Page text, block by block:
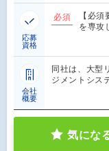
応募
資格
必須
【必
を専攻
会社
概要
同社は、大型
ジメントシス
気にな